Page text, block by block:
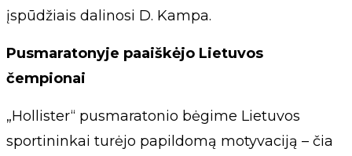
įspūdžiais dalinosi D. Kampa.
Pusmaratonyje paaiškėjo Lietuvos
čempionai
„Hollister“ pusmaratonio bėgime Lietuvos
sportininkai turėjo papildomą motyvaciją – čia